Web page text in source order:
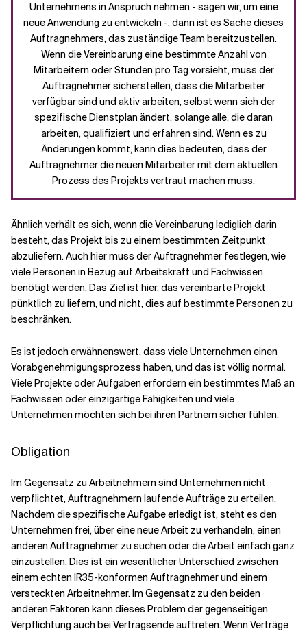
Unternehmens in Anspruch nehmen - sagen wir, um eine
neue Anwendung zu entwickeln -, dann ist es Sache dieses
Auftragnehmers, das zuständige Team bereitzustellen.
Wenn die Vereinbarung eine bestimmte Anzahl von
Mitarbeitern oder Stunden pro Tag vorsieht, muss der
Auftragnehmer sicherstellen, dass die Mitarbeiter
verfügbar sind und aktiv arbeiten, selbst wenn sich der
spezifische Dienstplan ändert, solange alle, die daran
arbeiten, qualifiziert und erfahren sind. Wenn es zu
Änderungen kommt, kann dies bedeuten, dass der
Auftragnehmer die neuen Mitarbeiter mit dem aktuellen
Prozess des Projekts vertraut machen muss.
Ähnlich verhält es sich, wenn die Vereinbarung lediglich darin
besteht, das Projekt bis zu einem bestimmten Zeitpunkt
abzuliefern. Auch hier muss der Auftragnehmer festlegen, wie
viele Personen in Bezug auf Arbeitskraft und Fachwissen
benötigt werden. Das Ziel ist hier, das vereinbarte Projekt
pünktlich zu liefern, und nicht, dies auf bestimmte Personen zu
beschränken.
Es ist jedoch erwähnenswert, dass viele Unternehmen einen
Vorabgenehmigungsprozess haben, und das ist völlig normal.
Viele Projekte oder Aufgaben erfordern ein bestimmtes Maß an
Fachwissen oder einzigartige Fähigkeiten und viele
Unternehmen möchten sich bei ihren Partnern sicher fühlen.
Obligation
Im Gegensatz zu Arbeitnehmern sind Unternehmen nicht
verpflichtet, Auftragnehmern laufende Aufträge zu erteilen.
Nachdem die spezifische Aufgabe erledigt ist, steht es den
Unternehmen frei, über eine neue Arbeit zu verhandeln, einen
anderen Auftragnehmer zu suchen oder die Arbeit einfach ganz
einzustellen. Dies ist ein wesentlicher Unterschied zwischen
einem echten IR35-konformen Auftragnehmer und einem
versteckten Arbeitnehmer. Im Gegensatz zu den beiden
anderen Faktoren kann dieses Problem der gegenseitigen
Verpflichtung auch bei Vertragsende auftreten. Wenn Verträge